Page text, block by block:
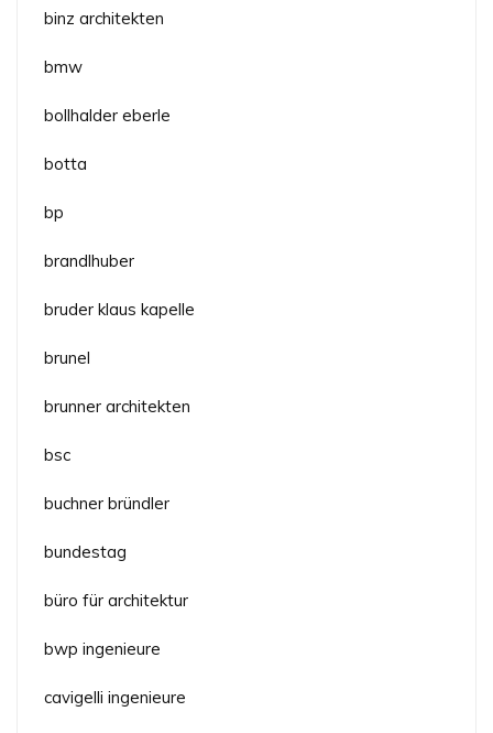
binz architekten
bmw
bollhalder eberle
botta
bp
brandlhuber
bruder klaus kapelle
brunel
brunner architekten
bsc
buchner bründler
bundestag
büro für architektur
bwp ingenieure
cavigelli ingenieure